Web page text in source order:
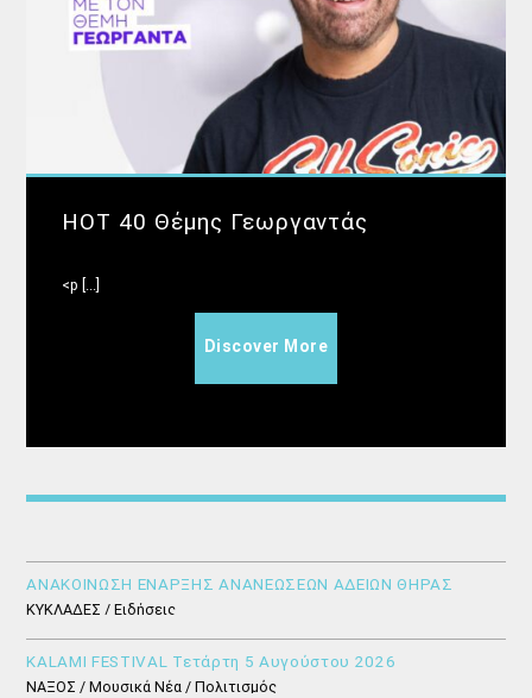
HOT 40 Θέμης Γεωργαντάς
<p [...]
Discover More
ΑΝΑΚΟΙΝΩΣΗ ΕΝΑΡΞΗΣ ΑΝΑΝΕΩΣΕΩΝ ΑΔΕΙΩΝ ΘΗΡΑΣ
ΚΥΚΛΑΔΕΣ / Ειδήσεις
KALAMI FESTIVAL Τετάρτη 5 Αυγούστου 2026
ΝΑΞΟΣ / Μουσικά Νέα / Πολιτισμός